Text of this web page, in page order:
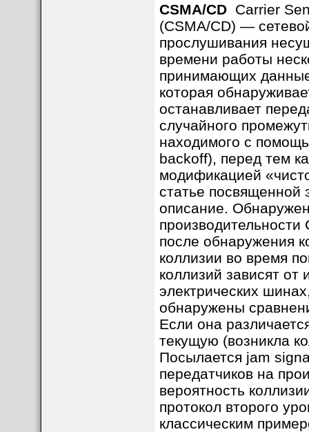
CSMA/CDCarrier
(CSMA/CD) —
прослушивания
времени работы
принимающих
которая
останавливает
случайного
находимого с
backoff), перед тем
модификацией
статье посвященной
описание.
после обнаружения
коллизии во время
коллизий зависят от
электрических
обнаружены
Если она
текущую (возникла
Посылается jam
передатчиков на
вероятность
протокол второго
классическим